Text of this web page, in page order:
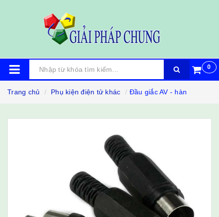
0
Trang chủ Phụ kiện điện tử khác Đầu giắc AV - hàn